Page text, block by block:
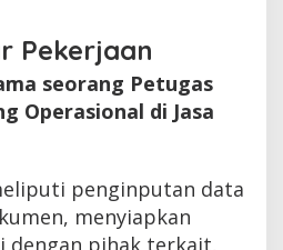
Pekerjaan
seorang Petugas
Operasional di Jasa
penginputan data
menyiapkan
dengan pihak terkait,